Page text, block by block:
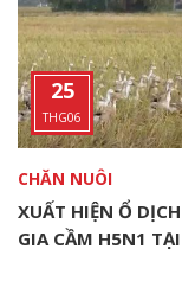
25
THG06
CHĂN NUÔI
XUẤT HIỆN Ổ
GIA CẦM H5N1